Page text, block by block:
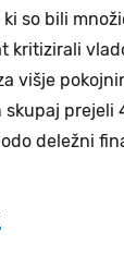
so bili
kritizirali
višje
prejeli
deležni